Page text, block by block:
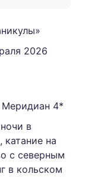
2026
Меридиан 4*
в
катание на
с северным
в кольском